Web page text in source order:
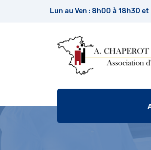
Lun au Ven : 8h00 à 18h30